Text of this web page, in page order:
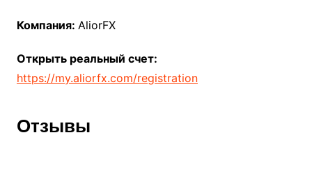
Компания: AliorFX
Открыть реальный счет:
https://my.aliorfx.com/registration
Отзывы